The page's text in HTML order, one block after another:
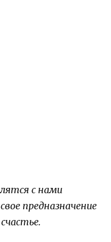
с нами
предназначение